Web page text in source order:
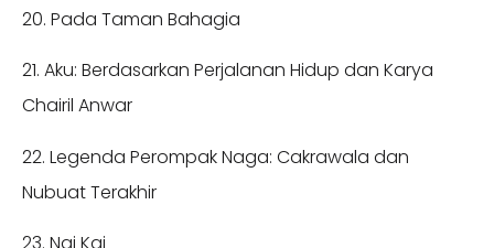
20. Pada Taman Bahagia
21. Aku: Berdasarkan Perjalanan Hidup dan Karya
Chairil Anwar
22. Legenda Perompak Naga: Cakrawala dan
Nubuat Terakhir